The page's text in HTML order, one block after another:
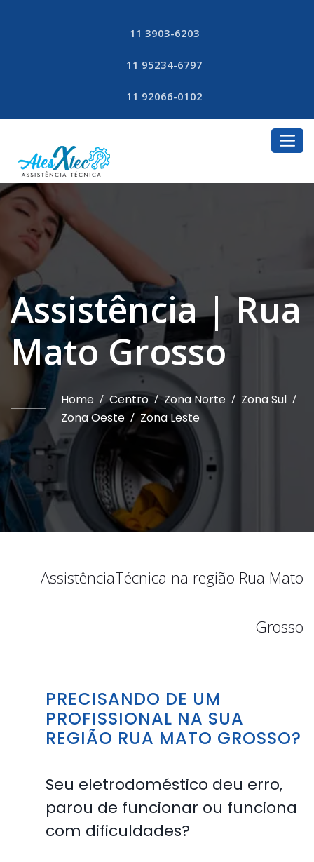
11 3903-6203
11 95234-6797
11 92066-0102
Assistência | Rua
Mato Grosso
Home / Centro / Zona Norte / Zona Sul /
Zona Oeste / Zona Leste
AssistênciaTécnica na região Rua Mato
Grosso
PRECISANDO DE UM
PROFISSIONAL NA SUA
REGIÃO RUA MATO GROSSO?
Seu eletrodoméstico deu erro,
parou de funcionar ou funciona
com dificuldades?